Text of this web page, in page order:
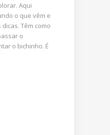
Aqui
o que vêm e
Têm como
o
o bichinho. É